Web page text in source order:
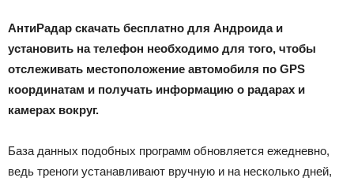
АнтиРадар скачать бесплатно для Андроида и
установить на телефон необходимо для того, чтобы
отслеживать местоположение автомобиля по GPS
координатам и получать информацию о радарах и
камерах вокруг.
База данных подобных программ обновляется ежедневно,
ведь треноги устанавливают вручную и на несколько дней,